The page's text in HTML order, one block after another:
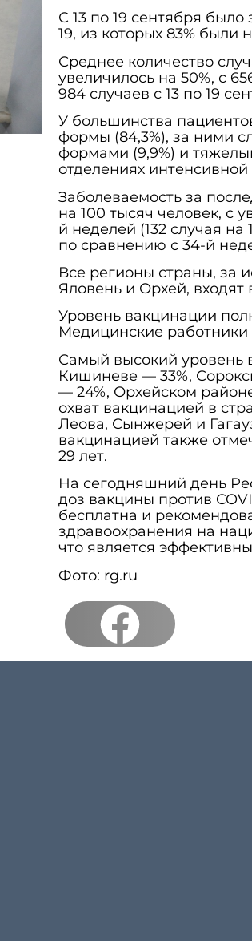
С 13 по 19 сентября было
19, из которых 83%
Среднее количество
увеличилось на 50%, с
984 случаев с 13 по 19
У большинства
формы (84,3%), за ними
формами (9,9%) и
отделениях
Заболеваемость за
на 100 тысяч человек, с
й неделей (132 случая
по сравнению с 34-й
Все регионы страны, за
Яловень и Орхей, входят
Уровень вакцинации
Медицинские работники
Самый высокий уровень
Кишиневе — 33%,
— 24%, Орхейском
охват вакцинацией в
Леова, Сынжерей и
вакцинацией также
29 лет.
На сегодняшний день
доз вакцины против
бесплатна и
здравоохранения на
что является
Фото: rg.ru